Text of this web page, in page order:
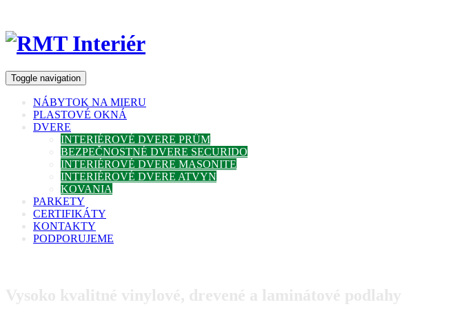
Toggle navigation
NÁBYTOK NA MIERU
PLASTOVÉ OKNÁ
DVERE
INTERIÉROVÉ DVERE PRÜM
BEZPEČNOSTNÉ DVERE SECURIDO
INTERIÉROVÉ DVERE MASONITE
INTERIÉROVÉ DVERE ATVYN
KOVANIA
PARKETY
CERTIFIKÁTY
KONTAKTY
PODPORUJEME